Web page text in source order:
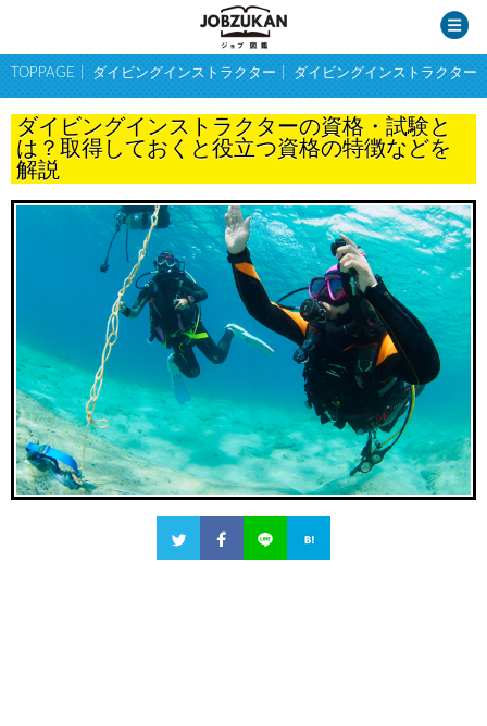
TOPPAGE ダイビングインストラクター ダイビングインストラクター
ダイビングインストラクターの資格・試験と
は？取得しておくと役立つ資格の特徴などを
解説